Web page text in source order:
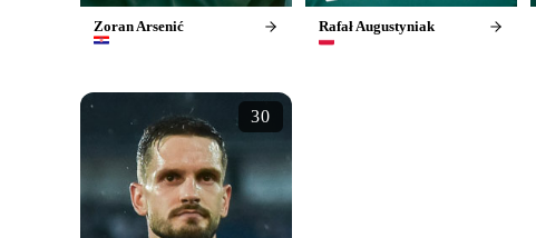
Zoran Arsenić Rafał Augustyniak
30